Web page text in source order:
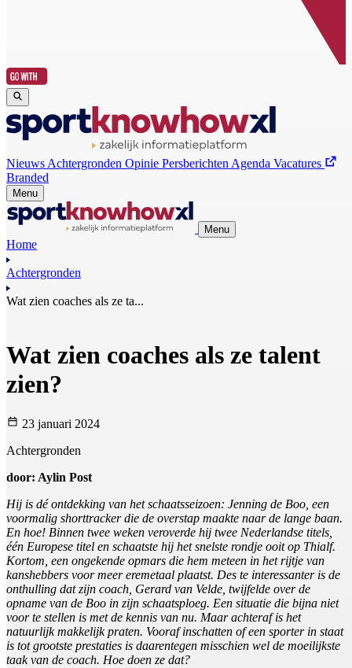
Nieuws Achtergronden Opinie Persberichten Agenda Vacatures
Branded
Menu
Menu
Home
Achtergronden
Wat zien coaches als ze ta...
Wat zien coaches als ze talent
zien?
23 januari 2024
Achtergronden
door: Aylin Post
Hij is dé ontdekking van het schaatsseizoen: Jenning de Boo, een
voormalig shorttracker die de overstap maakte naar de lange baan.
En hoe! Binnen twee weken veroverde hij twee Nederlandse titels,
één Europese titel en schaatste hij het snelste rondje ooit op Thialf.
Kortom, een ongekende opmars die hem meteen in het rijtje van
kanshebbers voor meer eremetaal plaatst. Des te interessanter is de
onthulling dat zijn coach, Gerard van Velde, twijfelde over de
opname van de Boo in zijn schaatsploeg. Een situatie die bijna niet
voor te stellen is met de kennis van nu. Maar achteraf is het
natuurlijk makkelijk praten. Vooraf inschatten of een sporter in staat
is tot grootste prestaties is daarentegen misschien wel de moeilijkste
taak van de coach. Hoe doen ze dat?